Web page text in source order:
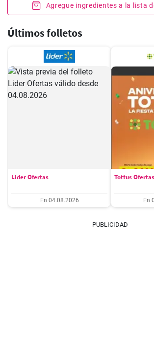
Agregue ingredientes a la lista
Últimos folletos
Lider Ofertas
En 04.08.2026
Tottus Ofertas
En
PUBLICIDAD